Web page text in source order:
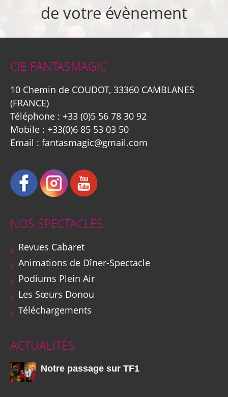
de votre évènement
CIE FANTASMAGIC
10 Chemin de COUDOT, 33360 CAMBLANES
(FRANCE)
Téléphone : +33 (0)5 56 78 30 92
Mobile : +33(0)6 85 53 03 50
Email : fantasmagic@gmail.com
NOS SPECTACLES
Revues Cabaret
Animations de Dîner-Spectacle
Podiums Plein Air
Les Sœurs Donou
Téléchargements
ACTUALITÉS
Notre passage sur TF1